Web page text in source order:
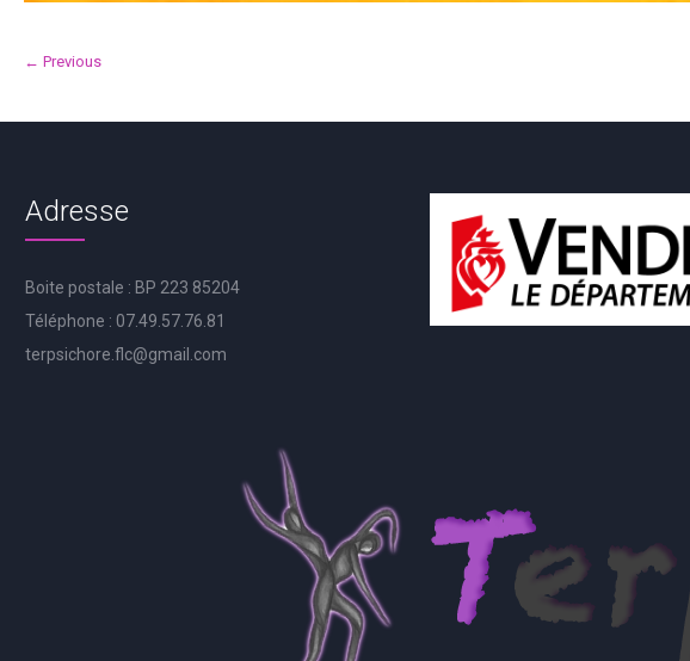
← Previous
Adresse
Boite postale : BP 223 85204
Téléphone : 07.49.57.76.81
terpsichore.flc@gmail.com